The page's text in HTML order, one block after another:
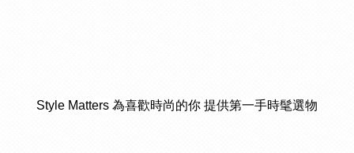
Style Matters 為喜歡時尚的你 提供第一手時髦選物